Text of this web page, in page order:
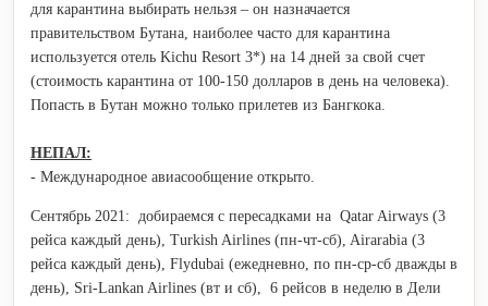
для карантина выбирать нельзя – он назначается
правительством Бутана, наиболее часто для карантина
используется отель Kichu Resort 3*) на 14 дней за свой счет
(стоимость карантина от 100-150 долларов в день на человека).
Попасть в Бутан можно только прилетев из Бангкока.
НЕПАЛ:
- Международное авиасообщение открыто.
Сентябрь 2021: добираемся с пересадками на Qatar Airways (3
рейса каждый день), Turkish Airlines (пн-чт-сб), Airarabia (3
рейса каждый день), Flydubai (ежедневно, по пн-ср-сб дважды в
день), Sri-Lankan Airlines (вт и сб), 6 рейсов в неделю в Дели